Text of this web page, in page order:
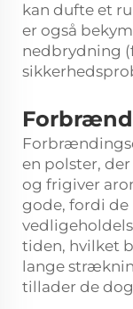
kan dufte et
er også
nedbrydning
en polster,
og frigiver
gode, fordi
tiden, hvilket
lange
tillader de